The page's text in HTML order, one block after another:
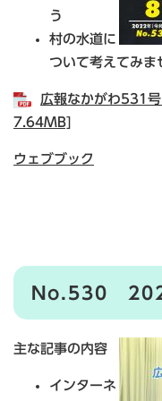
う
村の水道に
ついて考えてみま
広報なかがわ531
7.64MB]
ウェブブック
No.530
主な記事の内容
インターネ